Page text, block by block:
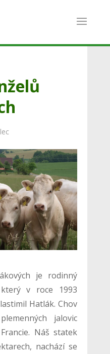
je rodinný
který v roce 1993
Hatlák. Chov
jalovic
Náš statek
nachází se